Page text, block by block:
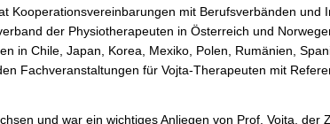
Kooperationsvereinbarungen mit Berufsverbänden und
der Physiotherapeuten in Österreich und
in Chile, Japan, Korea, Mexiko, Polen, Rumänien,
Fachveranstaltungen für Vojta-Therapeuten mit
und war ein wichtiges Anliegen von Prof. Vojta, der